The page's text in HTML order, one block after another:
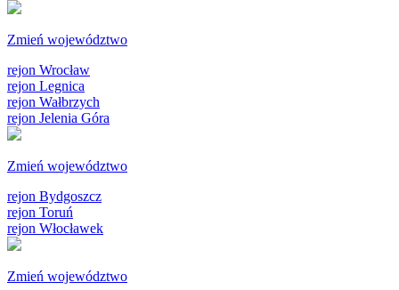
Zmień województwo
rejon Wrocław
rejon Legnica
rejon Wałbrzych
rejon Jelenia Góra
Zmień województwo
rejon Bydgoszcz
rejon Toruń
rejon Włocławek
Zmień województwo